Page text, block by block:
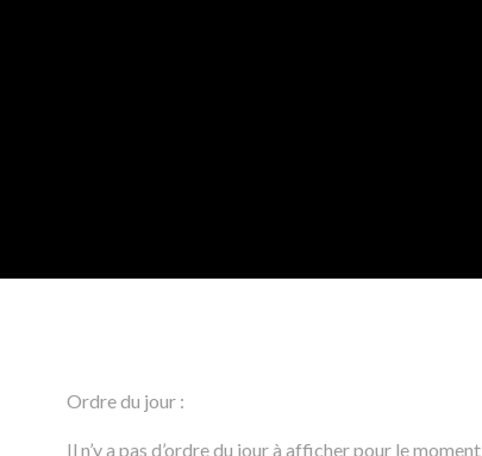
Ordre du jour :
Il n’y a pas d’ordre du jour à afficher pour le moment